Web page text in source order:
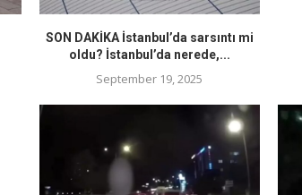
SON DAKİKA İstanbul’da sarsıntı mi
oldu? İstanbul’da nerede,...
September 19, 2025